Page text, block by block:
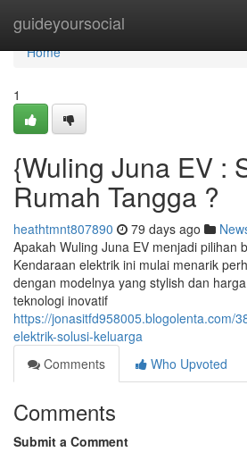
guideyoursocial
Home
Home
1
{Wuling Juna EV :
Rumah Tangga ?
heathtmnt807890 79 days ago
Apakah Wuling Juna EV menjadi pilihan
Kendaraan elektrik ini mulai menarik
dengan modelnya yang stylish dan
teknologi inovatif
https://jonasitfd958005.blogolenta.com/
elektrik-solusi-keluarga
Comments
Who Upvoted
Comments
Submit a Comment